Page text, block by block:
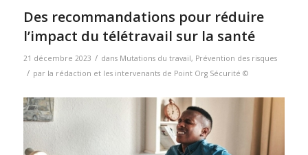
Des recommandations pour réduire
l’impact du télétravail sur la santé
21 décembre 2023 / dans Mutations du travail, Prévention des risques
/ par la rédaction et les intervenants de Point Org Sécurité ©